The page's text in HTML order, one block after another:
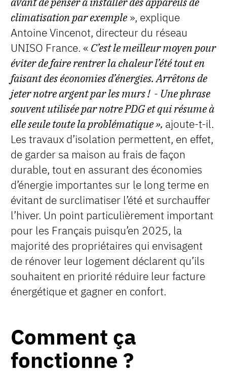
climatisation par exemple », explique
Antoine Vincenot, directeur du réseau
UNISO France. « C’est le meilleur moyen pour
éviter de faire rentrer la chaleur l’été tout en
faisant des économies d’énergies. Arrêtons de
jeter notre argent par les murs ! - Une phrase
souvent utilisée par notre PDG et qui résume à
elle seule toute la problématique », ajoute-t-il.
Les travaux d’isolation permettent, en effet,
de garder sa maison au frais de façon
durable, tout en assurant des économies
d’énergie importantes sur le long terme en
évitant de surclimatiser l’été et surchauffer
l’hiver. Un point particulièrement important
pour les Français puisqu’en 2025, la
majorité des propriétaires qui envisagent
de rénover leur logement déclarent qu’ils
souhaitent en priorité réduire leur facture
énergétique et gagner en confort.
Comment ça
fonctionne ?